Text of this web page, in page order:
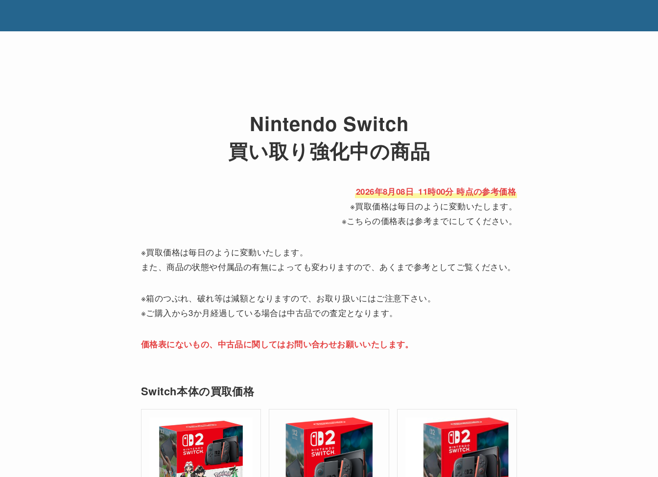
Nintendo Switch
買い取り強化中の商品
2026年8月08日11時00分 時点の参考価格
※買取価格は毎日のように変動いたします。
※こちらの価格表は参考までにしてください。
※買取価格は毎日のように変動いたします。
また、商品の状態や付属品の有無によっても変わりますので、あくまで参考としてご覧ください。
※箱のつぶれ、破れ等は減額となりますので、お取り扱いにはご注意下さい。
※ご購入から3か月経過している場合は中古品での査定となります。
価格表にないもの、中古品に関してはお問い合わせお願いいたします。
Switch本体の買取価格